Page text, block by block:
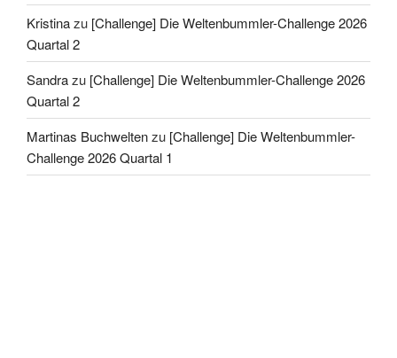
Kristinazu [Challenge] Die Weltenbummler-Challenge 2026
Quartal 2
Sandrazu [Challenge] Die Weltenbummler-Challenge 2026
Quartal 2
Martinas Buchweltenzu [Challenge] Die Weltenbummler-
Challenge 2026 Quartal 1